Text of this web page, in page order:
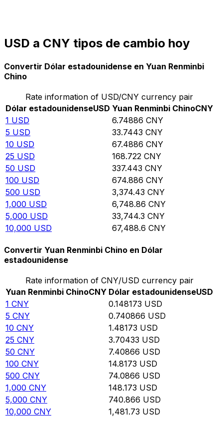
USD a CNY tipos de cambio hoy
Convertir Dólar estadounidense en Yuan Renminbi
Chino
Rate information of USD/CNY currency pair
Dólar estadounidenseUSD Yuan Renminbi ChinoCNY
1 USD 6.74886 CNY
5 USD 33.7443 CNY
10 USD 67.4886 CNY
25 USD 168.722 CNY
50 USD 337.443 CNY
100 USD 674.886 CNY
500 USD 3,374.43 CNY
1,000 USD 6,748.86 CNY
5,000 USD 33,744.3 CNY
10,000 USD 67,488.6 CNY
Convertir Yuan Renminbi Chino en Dólar
estadounidense
Rate information of CNY/USD currency pair
Yuan Renminbi ChinoCNY Dólar estadounidenseUSD
1 CNY 0.148173 USD
5 CNY 0.740866 USD
10 CNY 1.48173 USD
25 CNY 3.70433 USD
50 CNY 7.40866 USD
100 CNY 14.8173 USD
500 CNY 74.0866 USD
1,000 CNY 148.173 USD
5,000 CNY 740.866 USD
10,000 CNY 1,481.73 USD